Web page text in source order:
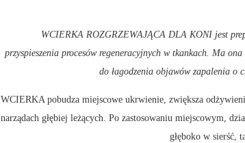
WCIERKA ROZGRZEWAJĄCA DLA KONI jest
przyspieszenia procesów regeneracyjnych w tkankach. Ma
do łagodzenia objawów zapalenia o
WCIERKA pobudza miejscowe ukrwienie, zwiększa
narządach głębiej leżących. Po zastosowaniu miejscowym,
głęboko w sierść,